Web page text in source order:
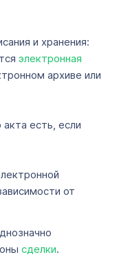
и хранения:
электронная
архиве или
есть, если
от
сделки.